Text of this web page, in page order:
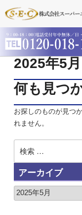
2025年5月
何も見つ
お探しのものが見つ
れません。
アーカイブ